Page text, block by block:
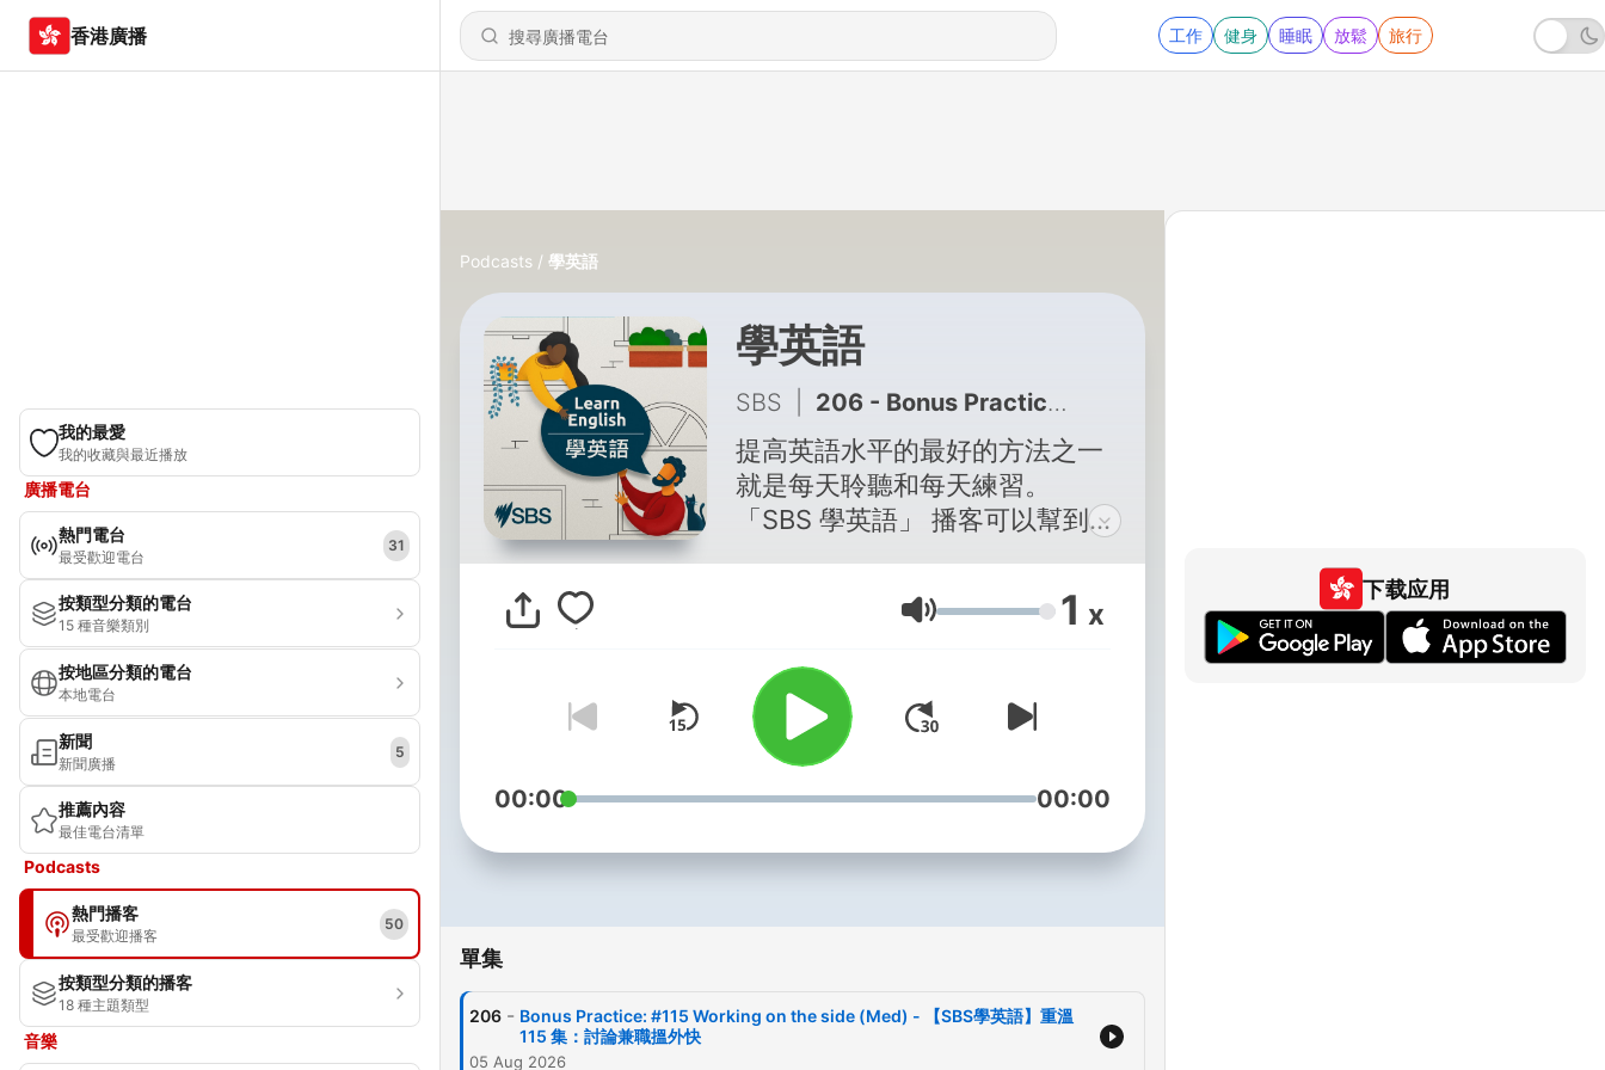
香港廣播 工作 健身 睡眠 放鬆 旅行
我的最愛
我的收藏與最近播放
廣播電台
熱門電台
最受歡迎電台
31
按類型分類的電台
15 種音樂類別
按地區分類的電台
本地電台
新聞
新聞廣播
5
推薦內容
最佳電台清單
Podcasts
熱門播客
最受歡迎播客
50
按類型分類的播客
18 種主題類型
音樂
Podcasts 學英語
學英語
SBS 206 - Bonus Practice: #115 Working on the side (Med) - 【SBS學英語】重溫115 集：討論兼職搵外快
提高英語水平的最好的方法之一
就是每天聆聽和每天練習。
「SBS 學英語」 播客可以幫到
更多澳洲的生活方式和文化資
音量 1 x
00:00 00:00
單集
206 - Bonus Practice: #115 Working on the side (Med) - 【SBS學英語】重溫
115 集：討論兼職搵外快
05 Aug 2026
下载应用